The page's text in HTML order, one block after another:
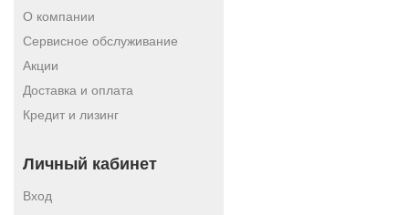
О компании
Сервисное обслуживание
Акции
Доставка и оплата
Кредит и лизинг
Личный кабинет
Вход